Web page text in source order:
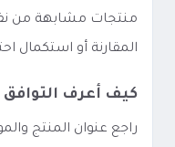
منتجات مشابهة من
المقارنة أو استكمال
كيف أعرف
راجع عنوان المنتج